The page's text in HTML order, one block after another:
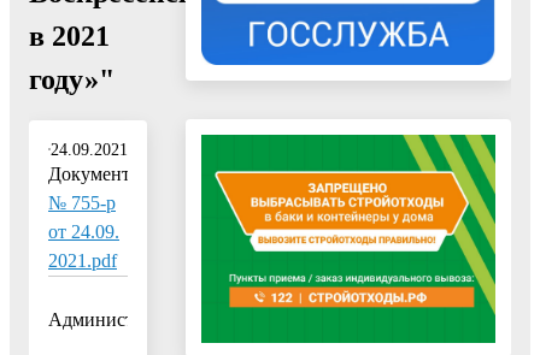
в 2021
году»"
24.09.2021
Документ:
№ 755-р
от 24.09.
2021.pdf
Администрация